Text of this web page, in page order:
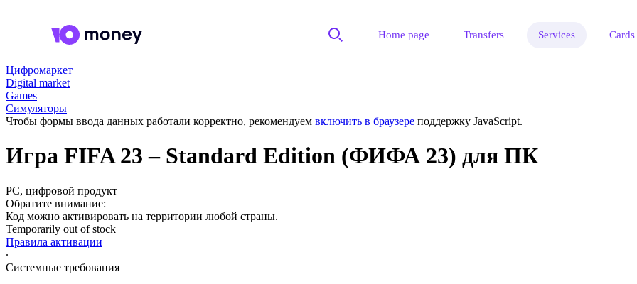
Home page Transfers Services Cards
Цифромаркет
Digital market
Games
Симуляторы
Чтобы формы ввода данных работали корректно, рекомендуем включить в браузере поддержку JavaScript.
Игра FIFA 23 – Standard Edition (ФИФА 23) для ПК
PC, цифровой продукт
Обратите внимание:
Код можно активировать на территории любой страны.
Temporarily out of stock
Правила активации
∙
Системные требования